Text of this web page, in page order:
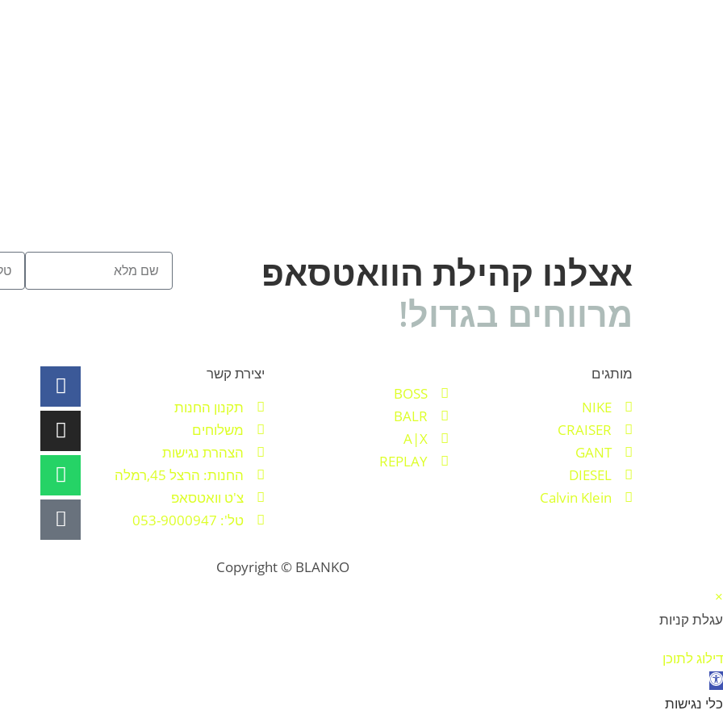
אצלנו קהילת הוואטסאפ
מרווחים בגדול!
מותגים
NIKE
CRAISER
GANT
DIESEL
Calvin Klein
BOSS
BALR
A|X
REPLAY
יצירת קשר
תקנון החנות
משלוחים
הצהרת נגישות
החנות: הרצל 45,רמלה
צ'ט וואטסאפ
טל': 053-9000947
Copyright © BLANKO
×
עגלת קניות
דילוג לתוכן
פתח סרגל נגישות
כלי נגישות